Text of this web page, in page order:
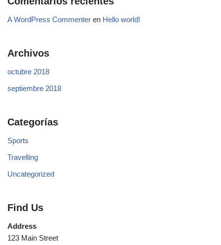
A WordPress Commenter en Hello world!
Archivos
octubre 2018
septiembre 2018
Categorías
Sports
Travelling
Uncategorized
Find Us
Address
123 Main Street